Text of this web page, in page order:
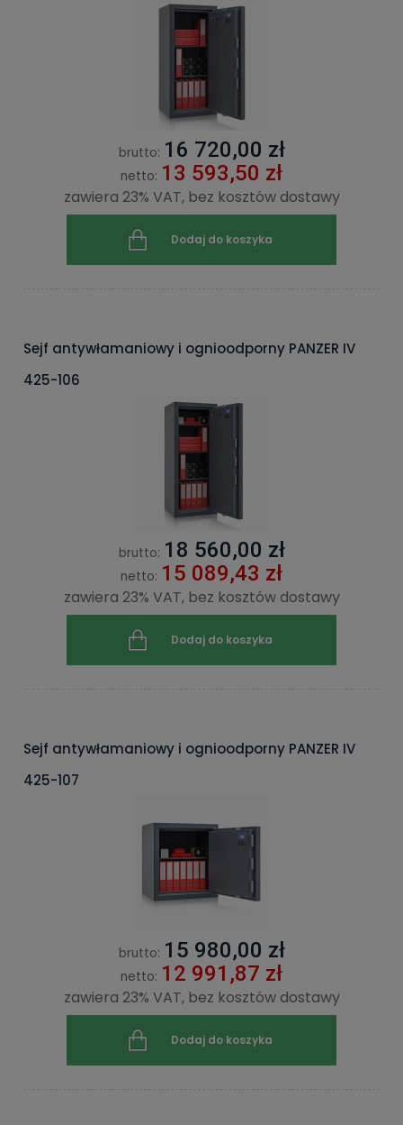
brutto: 16 720,00 zł
netto: 13 593,50 zł
zawiera 23% VAT, bez kosztów dostawy
Dodaj do koszyka
Sejf antywłamaniowy i ognioodporny PANZER IV
425-106
brutto: 18 560,00 zł
netto: 15 089,43 zł
zawiera 23% VAT, bez kosztów dostawy
Dodaj do koszyka
Sejf antywłamaniowy i ognioodporny PANZER IV
425-107
brutto: 15 980,00 zł
netto: 12 991,87 zł
zawiera 23% VAT, bez kosztów dostawy
Dodaj do koszyka